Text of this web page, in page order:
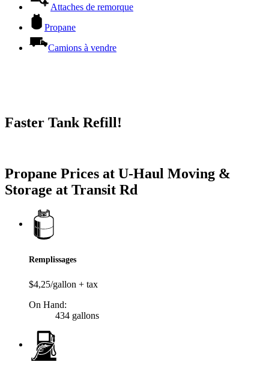
Attaches de remorque
Propane
Camions à vendre
Faster Tank Refill!
Propane Prices at U-Haul Moving &
Storage at Transit Rd
Remplissages
$4,25/gallon + tax
On Hand:
434 gallons